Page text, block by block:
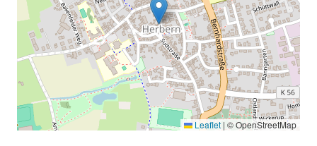
Leaflet | © OpenStreetMap